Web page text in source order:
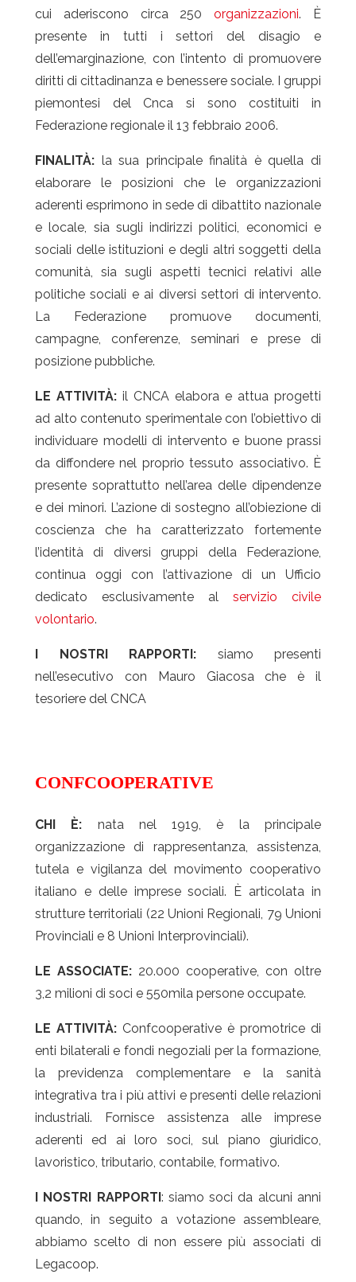
cui aderiscono circa 250organizzazioni. È
presente in tutti i settori del disagio e
dell’emarginazione, con l’intento di promuovere
diritti di cittadinanza e benessere sociale. I gruppi
piemontesi del Cnca si sono costituiti in
Federazione regionale il 13 febbraio 2006.
FINALITÀ: la sua principale finalità è quella di
elaborare le posizioni che le organizzazioni
aderenti esprimono in sede di dibattito nazionale
e locale, sia sugli indirizzi politici, economici e
sociali delle istituzioni e degli altri soggetti della
comunità, sia sugli aspetti tecnici relativi alle
politiche sociali e ai diversi settori di intervento.
La Federazione promuove documenti,
campagne, conferenze, seminari e prese di
posizione pubbliche.
LE ATTIVITÀ: il CNCA elabora e attua progetti
ad alto contenuto sperimentale con l’obiettivo di
individuare modelli di intervento e buone prassi
da diffondere nel proprio tessuto associativo. È
presente soprattutto nell’area delle dipendenze
e dei minori. L’azione di sostegno all’obiezione di
coscienza che ha caratterizzato fortemente
l’identità di diversi gruppi della Federazione,
continua oggi con l’attivazione di un Ufficio
dedicato esclusivamente al servizio civile
volontario.
I NOSTRI RAPPORTI: siamo presenti
nell’esecutivo con Mauro Giacosa che è il
tesoriere del CNCA
CONFCOOPERATIVE
CHI È: nata nel 1919, è la principale
organizzazione di rappresentanza, assistenza,
tutela e vigilanza del movimento cooperativo
italiano e delle imprese sociali. È articolata in
strutture territoriali (22 Unioni Regionali, 79 Unioni
Provinciali e 8 Unioni Interprovinciali).
LE ASSOCIATE: 20.000 cooperative, con oltre
3,2 milioni di soci e 550mila persone occupate.
LE ATTIVITÀ: Confcooperative è promotrice di
enti bilaterali e fondi negoziali per la formazione,
la previdenza complementare e la sanità
integrativa tra i più attivi e presenti delle relazioni
industriali. Fornisce assistenza alle imprese
aderenti ed ai loro soci, sul piano giuridico,
lavoristico, tributario, contabile, formativo.
I NOSTRI RAPPORTI: siamo soci da alcuni anni
quando, in seguito a votazione assembleare,
abbiamo scelto di non essere più associati di
Legacoop.